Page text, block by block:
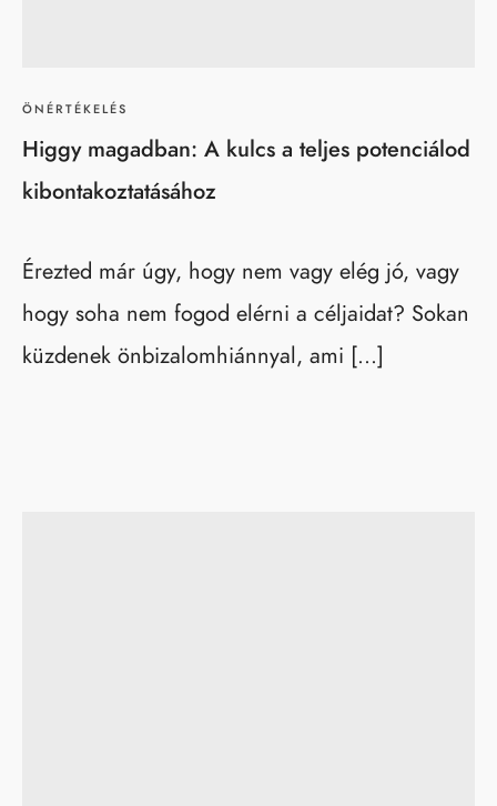
ÖNÉRTÉKELÉS
Higgy magadban: A kulcs a teljes potenciálod
kibontakoztatásához
Érezted már úgy, hogy nem vagy elég jó, vagy
hogy soha nem fogod elérni a céljaidat? Sokan
küzdenek önbizalomhiánnyal, ami […]